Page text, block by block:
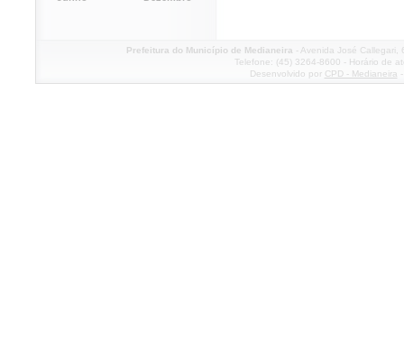
Prefeitura do Município de Medianeira - Avenida José
Telefone: (45) 3264-8600 - Horário de
Desenvolvido por CPD - Medianeira